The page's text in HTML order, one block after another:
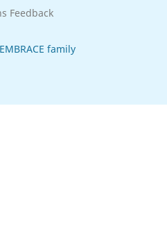
Feedback
EMBRACE family